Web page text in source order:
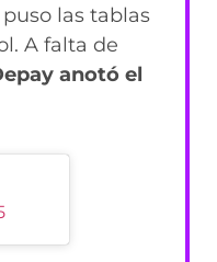
las tablas
A falta de
anotó el